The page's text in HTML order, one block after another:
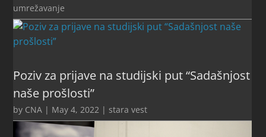
umrežavanje
Poziv za prijave na studijski put “Sadašnjost
naše prošlosti”
by CNA | May 4, 2022 | stara vest